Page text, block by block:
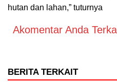
hutan dan lahan,” tuturnya
Akomentar Anda
BERITA TERKAIT